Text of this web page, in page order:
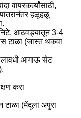
वापरकर्त्यांसाठी,
हळूहळू
आठवड्यातून 3-4
टाळा (जास्त थकवा
आगाऊ सेट
करा
टाळा (मेंदूला अपुरा